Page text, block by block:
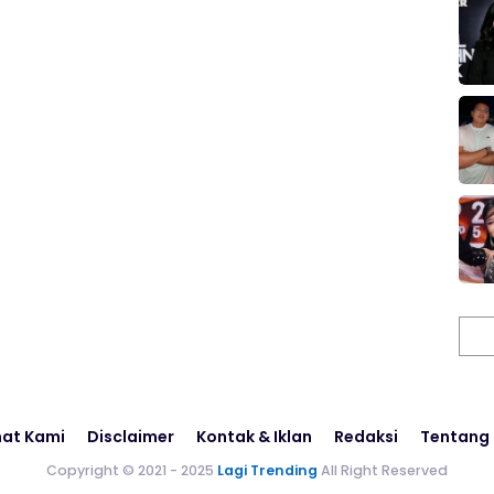
Kami Disclaimer Kontak & Iklan Redaksi Tentang
Copyright © 2021 - 2025 Lagi Trending All Right Reserved